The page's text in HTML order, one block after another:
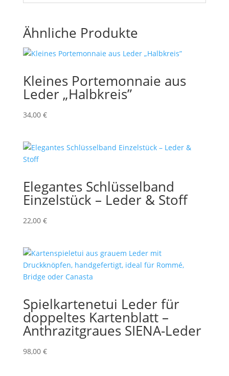
Ähnliche Produkte
Kleines Portemonnaie aus
Leder „Halbkreis”
34,00 €
Elegantes Schlüsselband
Einzelstück – Leder & Stoff
22,00 €
Spielkartenetui Leder für
doppeltes Kartenblatt –
Anthrazitgraues SIENA-Leder
98,00 €